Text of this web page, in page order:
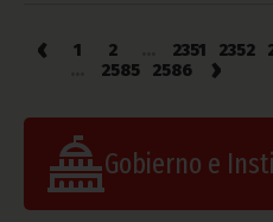
‹ 1 2 2351 2352
2585 2586 ›
Gobierno e